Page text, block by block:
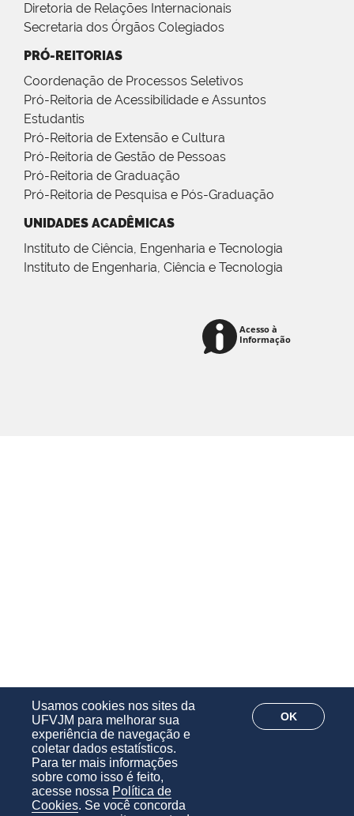
Usamos cookies nos sites da
UFVJM para melhorar sua
experiência de navegação e
coletar dados estatísticos.
Para ter mais informações
sobre como isso é feito,
acesse nossa Política de
Cookies. Se você concorda
OK
Diretoria de Relações Internacionais
Secretaria dos Órgãos Colegiados
PRÓ-REITORIAS
Coordenação de Processos Seletivos
Pró-Reitoria de Acessibilidade e Assuntos
Estudantis
Pró-Reitoria de Extensão e Cultura
Pró-Reitoria de Gestão de Pessoas
Pró-Reitoria de Graduação
Pró-Reitoria de Pesquisa e Pós-Graduação
UNIDADES ACADÊMICAS
Instituto de Ciência, Engenharia e Tecnologia
Instituto de Engenharia, Ciência e Tecnologia